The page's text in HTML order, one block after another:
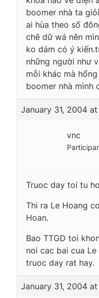
boomer nhà ta
ai hùa theo số
chê dữ wá nên
ko dám có ý
những người như
mỗi khác mà
boomer nhà mình
January 31, 2004
vnc
Truoc day toi tu
Thi ra Le Hoang
Hoan.
Bao TTGD toi
noi cac bai cua
truoc day rat hay.
January 31, 2004 at